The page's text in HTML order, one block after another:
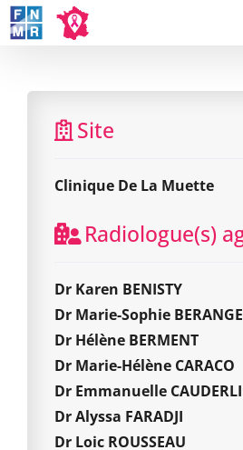
Skip
to
Site
Clinique De La Muette
Radiologue(s)
Dr Karen BENISTY
Dr Marie-Sophie
Dr Hélène BERMENT
Dr Marie-Hélène CARACO
Dr Emmanuelle
Dr Alyssa FARADJI
Dr Loic ROUSSEAU